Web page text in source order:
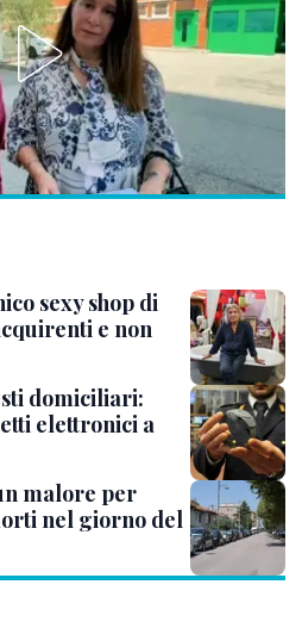
sexy shop di
e non
domiciliari:
elettronici a
malore per
nel giorno del